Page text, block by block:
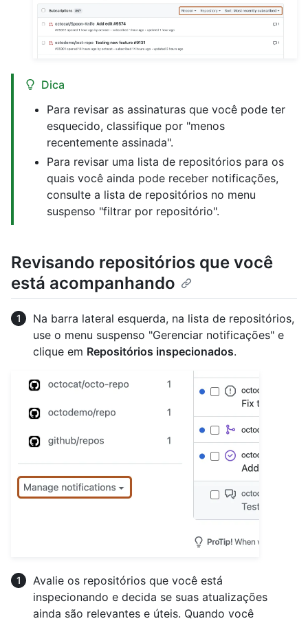
Dica
Para revisar as assinaturas que você pode ter
esquecido, classifique por "menos
recentemente assinada".
Para revisar uma lista de repositórios para os
quais você ainda pode receber notificações,
consulte a lista de repositórios no menu
suspenso "filtrar por repositório".
Revisando repositórios que você
está acompanhando
Na barra lateral esquerda, na lista de repositórios,
use o menu suspenso "Gerenciar notificações" e
clique em Repositórios inspecionados.
Avalie os repositórios que você está
inspecionando e decida se suas atualizações
ainda são relevantes e úteis. Quando você